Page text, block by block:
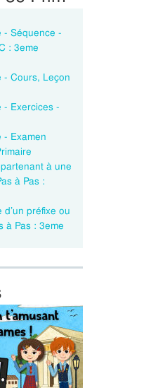
- Séquence -
: 3eme
- Cours, Leçon
- Exercices -
- Examen
à une
à Pas :
d’un préfixe ou
à Pas : 3eme